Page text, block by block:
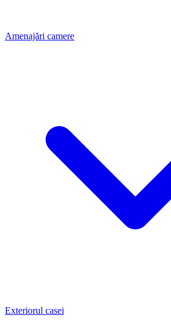
Amenajări camere
Exteriorul casei